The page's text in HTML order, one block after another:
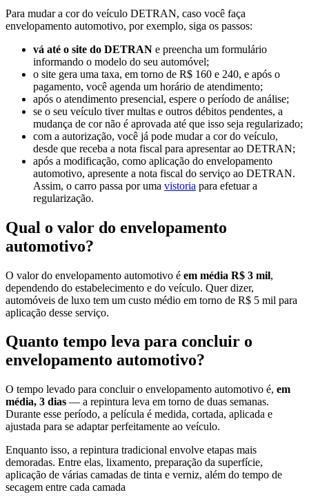
Para mudar a cor do veículo DETRAN, caso você faça
envelopamento automotivo, por exemplo, siga os passos:
vá até o site do DETRAN e preencha um formulário
informando o modelo do seu automóvel;
o site gera uma taxa, em torno de R$ 160 e 240, e após o
pagamento, você agenda um horário de atendimento;
após o atendimento presencial, espere o período de análise;
se o seu veículo tiver multas e outros débitos pendentes, a
mudança de cor não é aprovada até que isso seja regularizado;
com a autorização, você já pode mudar a cor do veículo,
desde que receba a nota fiscal para apresentar ao DETRAN;
após a modificação, como aplicação do envelopamento
automotivo, apresente a nota fiscal do serviço ao DETRAN.
Assim, o carro passa por uma vistoria para efetuar a
regularização.
Qual o valor do envelopamento
automotivo?
O valor do envelopamento automotivo é em média R$ 3 mil,
dependendo do estabelecimento e do veículo. Quer dizer,
automóveis de luxo tem um custo médio em torno de R$ 5 mil para
aplicação desse serviço.
Quanto tempo leva para concluir o
envelopamento automotivo?
O tempo levado para concluir o envelopamento automotivo é, em
média, 3 dias — a repintura leva em torno de duas semanas.
Durante esse período, a película é medida, cortada, aplicada e
ajustada para se adaptar perfeitamente ao veículo.
Enquanto isso, a repintura tradicional envolve etapas mais
demoradas. Entre elas, lixamento, preparação da superfície,
aplicação de várias camadas de tinta e verniz, além do tempo de
secagem entre cada camada